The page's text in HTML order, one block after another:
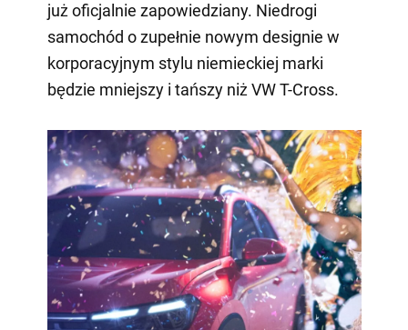
już oficjalnie zapowiedziany. Niedrogi
samochód o zupełnie nowym designie w
korporacyjnym stylu niemieckiej marki
będzie mniejszy i tańszy niż VW T-Cross.